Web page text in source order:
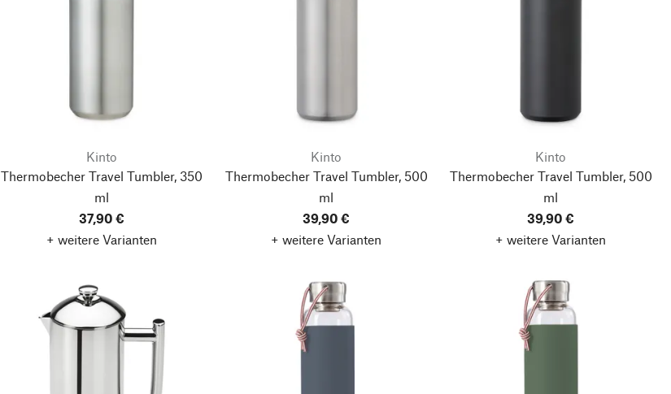
Kinto
Thermobecher Travel Tumbler, 350
ml
37,90 €
+ weitere Varianten
Kinto
Thermobecher Travel Tumbler, 500
ml
39,90 €
+ weitere Varianten
Kinto
Thermobecher Travel Tumbler, 500
ml
39,90 €
+ weitere Varianten